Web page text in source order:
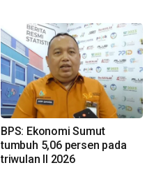
BPS: Ekonomi Sumut
tumbuh 5,06 persen pada
triwulan II 2026